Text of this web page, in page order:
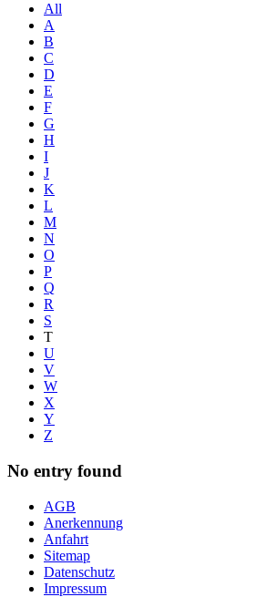
All
A
B
C
D
E
F
G
H
I
J
K
L
M
N
O
P
Q
R
S
T
U
V
W
X
Y
Z
No entry found
AGB
Anerkennung
Anfahrt
Sitemap
Datenschutz
Impressum